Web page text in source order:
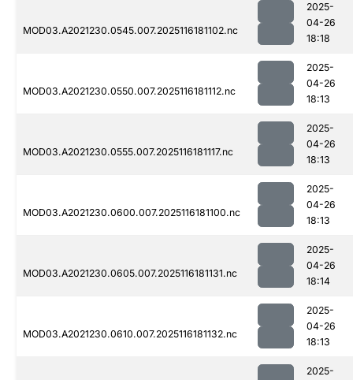
MOD03.A2021230.0545.007.2025116181102.nc
2025-
04-26
18:18
MOD03.A2021230.0550.007.2025116181112.nc
2025-
04-26
18:13
MOD03.A2021230.0555.007.2025116181117.nc
2025-
04-26
18:13
MOD03.A2021230.0600.007.2025116181100.nc
2025-
04-26
18:13
MOD03.A2021230.0605.007.2025116181131.nc
2025-
04-26
18:14
MOD03.A2021230.0610.007.2025116181132.nc
2025-
04-26
18:13
2025-